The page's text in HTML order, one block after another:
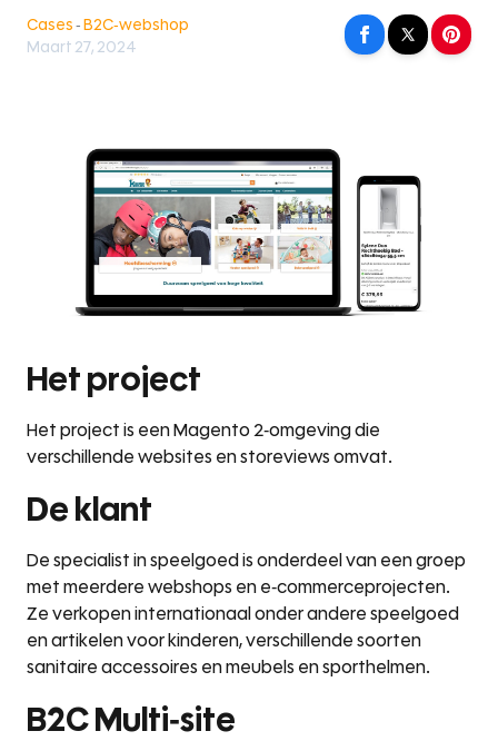
Cases-B2C-webshop
Maart 27, 2024
Het project
Het project is een Magento 2-omgeving die
verschillende websites en storeviews omvat.
De klant
De specialist in speelgoed is onderdeel van een groep
met meerdere webshops en e-commerceprojecten.
Ze verkopen internationaal onder andere speelgoed
en artikelen voor kinderen, verschillende soorten
sanitaire accessoires en meubels en sporthelmen.
B2C Multi-site